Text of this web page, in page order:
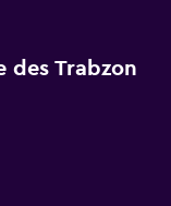
des Trabzon